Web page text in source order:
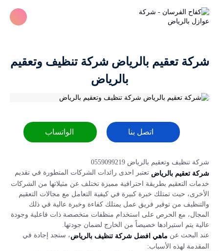
شركة تعقيم بالرياض شركة تنظيف وتعقيم
بالرياض
اتصل بنا الواتساب
شركة تنظيف وتعقيم بالرياض 0559099219
شركة تعقيم بالرياض تعتبر احدى رائدات الشركات المتطورة في تقديم
خدمات التعقيم بطريقة احترافية مميزة تختلف عن مثيلاتها من الشركات
الأخرى، حيث تمتلك خبرة كبيرة في كيفية التعامل مع مجالات التعقيم
والتنظيف من توفير فريق عمل يمتلك كفاءة وخبرة عالية في ذلك
المجال، مع الحرص على استخدام منظفات متخصصة ذات فاعلية وجودة
عالية يتم استيرادها خصيصاً من الخارج لضمان جودتها.
عند البحث عن ماهي افضل شركة تنظيف بالرياض، ستجد إجادة في
المقدمة لهذه الأسباب: